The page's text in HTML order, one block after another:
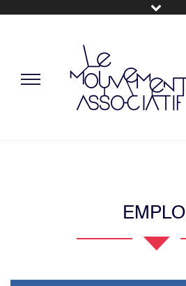
EMPLOI